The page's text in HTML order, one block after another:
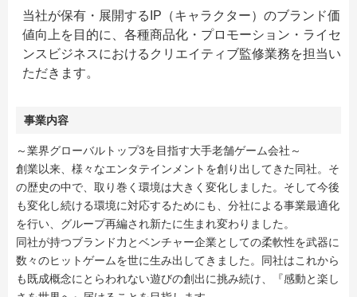
当社が保有・展開するIP（キャラクター）のブランド価
値向上を目的に、各種商品化・プロモーション・ライセ
ンスビジネスにおけるクリエイティブ監修業務を担当い
ただきます。
事業内容
～業界グローバルトップ3を目指す大手老舗ゲーム会社～
創業以来、様々なエンタテインメントを創り出してきた同社。そ
の歴史の中で、取り巻く環境は大きく変化しました。そして今後
も変化し続ける環境に対応するためにも、分社による事業最適化
を行い、グループ再編され新たに生まれ変わりました。
同社が持つブランド力とベンチャー企業としての柔軟性を武器に
数々のヒットゲームを世に生み出してきました。同社はこれから
も既成概念にとらわれない遊びの創出に挑み続け、『感動と楽し